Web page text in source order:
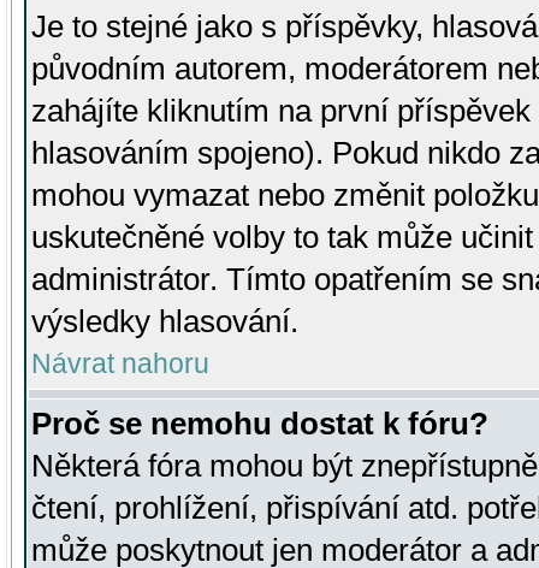
Je to stejné jako s příspěvky,
původním autorem, moderátorem
zahájíte kliknutím na první
hlasováním spojeno). Pokud nikdo
mohou vymazat nebo změnit
uskutečněné volby to tak může
administrátor. Tímto opatřením se
výsledky hlasování.
Návrat nahoru
Proč se nemohu dostat k fóru?
Některá fóra mohou být
čtení, prohlížení, přispívání atd.
může poskytnout jen moderátor a